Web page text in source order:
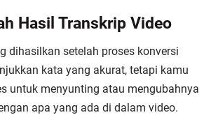
Hasil Transkrip Video
dihasilkan setelah proses konversi
kata yang akurat, tetapi kamu
untuk menyunting atau mengubahnya
apa yang ada di dalam video.